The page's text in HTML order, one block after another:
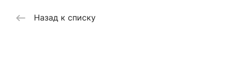
Назад к списку